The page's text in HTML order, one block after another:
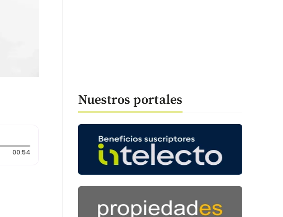
00:54Duración: 54 segundos
Nuestros portales